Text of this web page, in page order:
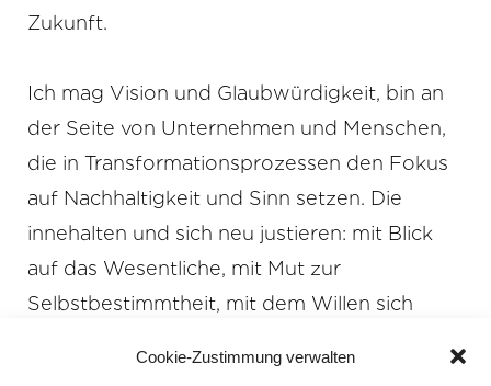
Cookie-Zustimmung verwalten
Zukunft.
Ich mag Vision und Glaubwürdigkeit, bin an
der Seite von Unternehmen und Menschen,
die in Transformationsprozessen den Fokus
auf Nachhaltigkeit und Sinn setzen. Die
innehalten und sich neu justieren: mit Blick
auf das Wesentliche, mit Mut zur
Selbstbestimmtheit, mit dem Willen sich
Haltung kennen und damit anderen Halt